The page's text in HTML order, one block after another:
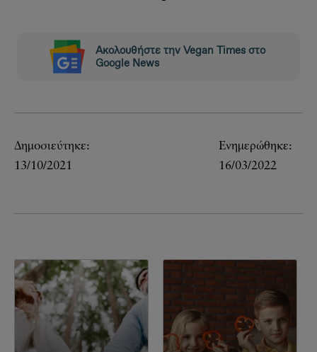
Ακολουθήστε την Vegan Times στο
Google News
Δημοσιεύτηκε:
13/10/2021
Ενημερώθηκε:
16/03/2022